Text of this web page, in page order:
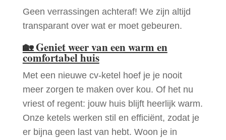
Geen verrassingen achteraf! We zijn altijd
transparant over wat er moet gebeuren.
🏡Geniet weer van een warm en
comfortabel huis
Met een nieuwe cv-ketel hoef je je nooit
meer zorgen te maken over kou. Of het nu
vriest of regent: jouw huis blijft heerlijk warm.
Onze ketels werken stil en efficiënt, zodat je
er bijna geen last van hebt. Woon je in